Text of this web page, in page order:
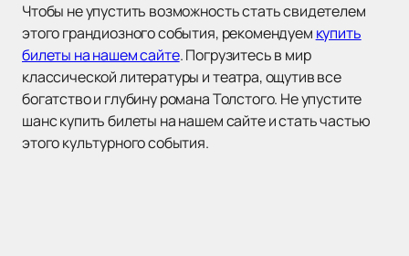
Чтобы не упустить возможность стать свидетелем
этого грандиозного события, рекомендуем купить
билеты на нашем сайте. Погрузитесь в мир
классической литературы и театра, ощутив все
богатство и глубину романа Толстого. Не упустите
шанс купить билеты на нашем сайте и стать частью
этого культурного события.